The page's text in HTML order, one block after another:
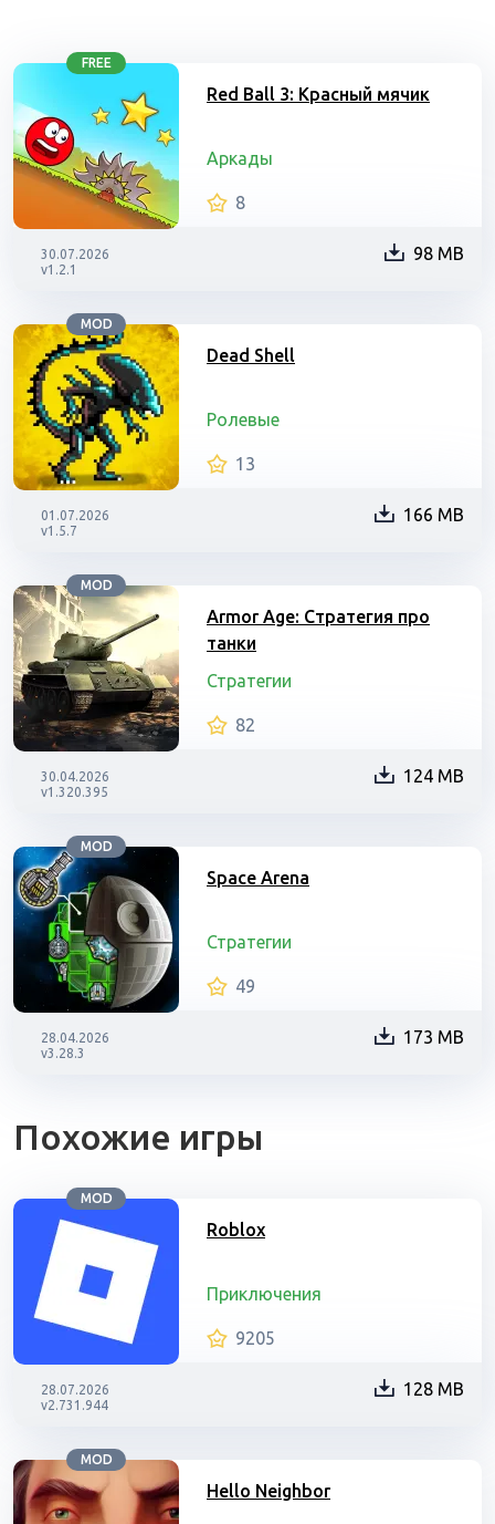
FREE
Red Ball 3: Красный мячик
Аркады
8
30.07.2026
v1.2.1
98 MB
MOD
Dead Shell
Ролевые
13
01.07.2026
v1.5.7
166 MB
MOD
Armor Age: Стратегия про
танки
Стратегии
82
30.04.2026
v1.320.395
124 MB
MOD
Space Arena
Стратегии
49
28.04.2026
v3.28.3
173 MB
Похожие игры
MOD
Roblox
Приключения
9205
28.07.2026
v2.731.944
128 MB
MOD
Hello Neighbor